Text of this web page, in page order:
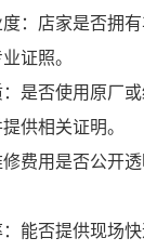
：店家是否拥有
证照。
是否使用原厂
供相关证明。
费用是否公开
能否提供现场